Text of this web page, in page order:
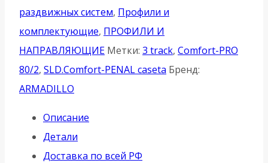
Armadillo
(Армадилло)
регулировочный
SLD.Comfort-
PRO/telescope.tuning
раздвижных систем, Профили и
комплектующие, ПРОФИЛИ И
НАПРАВЛЯЮЩИЕ Метки: 3 track, Comfort-PRO
80/2, SLD.Comfort-PENAL caseta Бренд:
ARMADILLO
Описание
Детали
Доставка по всей РФ